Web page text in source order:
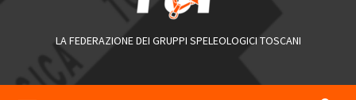
LA FEDERAZIONE DEI GRUPPI SPELEOLOGICI TOSCANI